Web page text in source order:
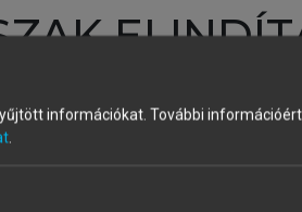
iskolai azonosítóddal vagy
hozzáférésrevagy
vagy hozz
információkat. További
.